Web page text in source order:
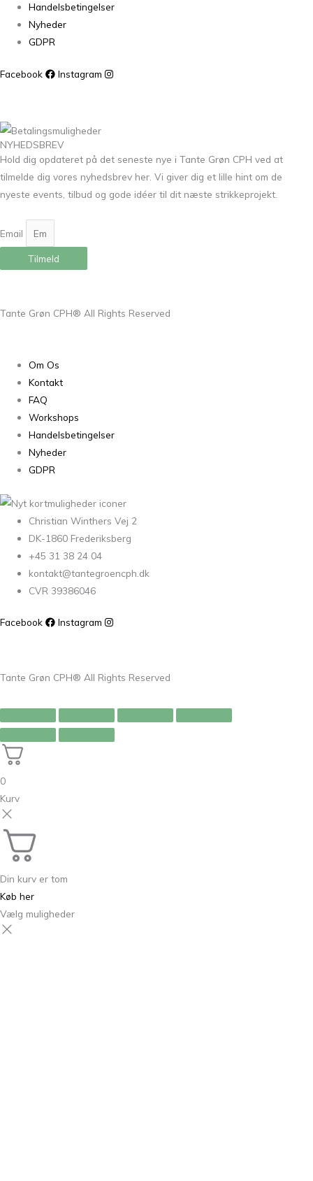
Handelsbetingelser
Nyheder
GDPR
Facebook Instagram
NYHEDSBREV
Hold dig opdateret på det seneste nye i Tante Grøn CPH ved at
tilmelde dig vores nyhedsbrev her. Vi giver dig et lille hint om de
nyeste events, tilbud og gode idéer til dit næste strikkeprojekt.
Email
Tilmeld
Tante Grøn CPH® All Rights Reserved
Om Os
Kontakt
FAQ
Workshops
Handelsbetingelser
Nyheder
GDPR
Christian Winthers Vej 2
DK-1860 Frederiksberg
+45 31 38 24 04
kontakt@tantegroencph.dk
CVR 39386046
Facebook Instagram
Tante Grøn CPH® All Rights Reserved
0
Kurv
Din kurv er tom
Køb her
Vælg muligheder